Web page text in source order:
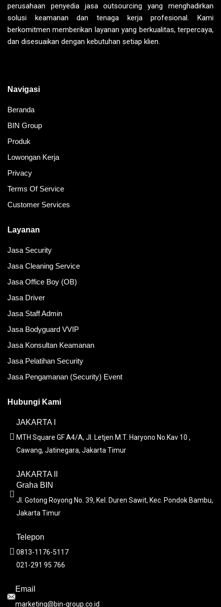
perusahaan penyedia jasa outsourcing yang menghadirkan
solusi keamanan dan tenaga kerja profesional. Kami
berkomitmen memberikan layanan yang berkualitas, terpercaya,
dan disesuaikan dengan kebutuhan setiap klien.
Navigasi
Beranda
BIN Group
Produk
Lowongan Kerja
Privacy
Terms Of Service
Customer Services
Layanan
Jasa Security
Jasa Cleaning Service
Jasa Office Boy (OB)
Jasa Driver
Jasa Staff Admin
Jasa Bodyguard VVIP
Jasa Konsultan Keamanan
Jasa Pelatihan Security
Jasa Pengamanan (Security) Event
Hubungi Kami
JAKARTA I
MTH Square GF A4/A, Jl. Letjen M.T. Haryono No.Kav 10 ,
Cawang, Jatinegara, Jakarta Timur
JAKARTA II
Graha BIN
Jl. Gotong Royong No. 39, Kel. Duren Sawit, Kec. Pondok Bambu,
Jakarta Timur
Telepon
0813-1176-5117
021-291 95 766
Email
marketing@bin-group.co.id